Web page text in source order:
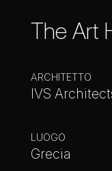
The Art
ARCHITETTO
IVS
LUOGO
Grecia